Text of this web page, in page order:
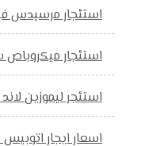
استئجار مرسيدس
استئجار ميكروباص
استئجر ليموزين لاند
اسعار ايجار